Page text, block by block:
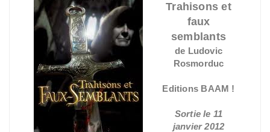
Trahisons et
faux
semblants
de Ludovic
Rosmorduc
Editions BAAM !
Sortie le 11
janvier 2012